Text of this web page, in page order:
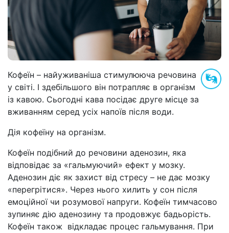
Кофеїн – найуживаніша стимулююча речовина
у світі. І здебільшого він потрапляє в організм
із кавою. Сьогодні кава посідає друге місце за
вживанням серед усіх напоїв після води.
Дія кофеїну на організм.
Кофеїн подібний до речовини аденозин, яка
відповідає за «гальмуючий» ефект у мозку.
Аденозин діє як захист від стресу – не дає мозку
«перегрітися». Через нього хилить у сон після
емоційної чи розумової напруги. Кофеїн тимчасово
зупиняє дію аденозину та продовжує бадьорість.
Кофеїн також відкладає процес гальмування. При